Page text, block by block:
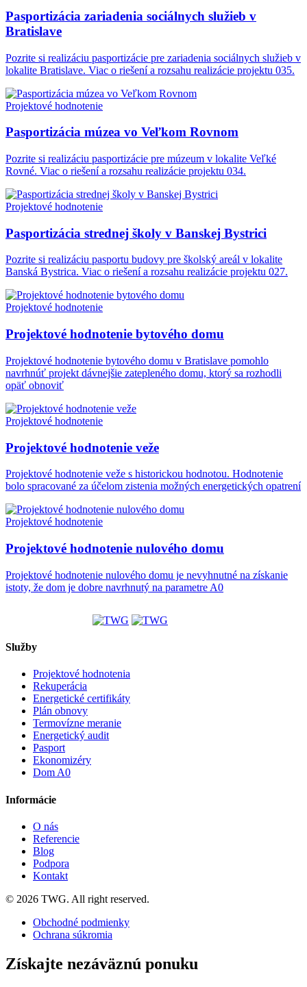
Pasportizácia zariadenia sociálnych služieb v
Bratislave
Pozrite si realizáciu pasportizácie pre zariadenia sociálnych služieb v
lokalite Bratislave. Viac o riešení a rozsahu realizácie projektu 035.
Projektové hodnotenie
Pasportizácia múzea vo Veľkom Rovnom
Pozrite si realizáciu pasportizácie pre múzeum v lokalite Veľké
Rovné. Viac o riešení a rozsahu realizácie projektu 034.
Projektové hodnotenie
Pasportizácia strednej školy v Banskej Bystrici
Pozrite si realizáciu pasportu budovy pre školský areál v lokalite
Banská Bystrica. Viac o riešení a rozsahu realizácie projektu 027.
Projektové hodnotenie
Projektové hodnotenie bytového domu
Projektové hodnotenie bytového domu v Bratislave pomohlo
navrhnúť projekt dávnejšie zatepleného domu, ktorý sa rozhodli
opäť obnoviť
Projektové hodnotenie
Projektové hodnotenie veže
Projektové hodnotenie veže s historickou hodnotou. Hodnotenie
bolo spracované za účelom zistenia možných energetických opatrení
Projektové hodnotenie
Projektové hodnotenie nulového domu
Projektové hodnotenie nulového domu je nevyhnutné na získanie
istoty, že dom je dobre navrhnutý na parametre A0
Služby
Projektové hodnotenia
Rekuperácia
Energetické certifikáty
Plán obnovy
Termovízne meranie
Energetický audit
Pasport
Ekonomizéry
Dom A0
Informácie
O nás
Referencie
Blog
Podpora
Kontakt
© 2026 TWG. All right reserved.
Obchodné podmienky
Ochrana súkromia
Získajte nezáväznú ponuku